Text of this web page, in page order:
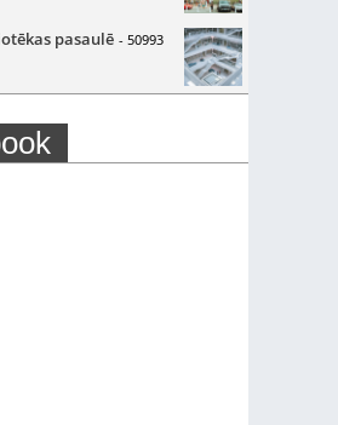
pasaulē - 50993